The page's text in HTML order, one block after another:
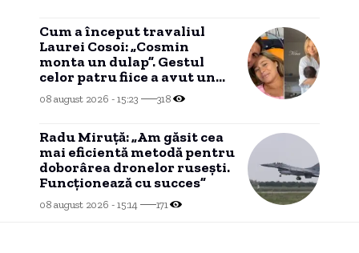
Cum a început travaliul
Laurei Cosoi: „Cosmin
monta un dulap”. Gestul
celor patru fiice a avut un
impact profund asupra ei.
08 august 2026 - 15:23 318
Radu Miruță: „Am găsit cea
mai eficientă metodă pentru
doborârea dronelor rusești.
Funcționează cu succes”
08 august 2026 - 15:14 171